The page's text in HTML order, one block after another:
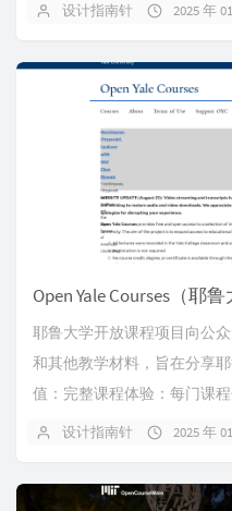
设计指南针 2025 年
耶鲁大学开放课程项目向公
和其他教学材料，旨在分享
值：完整课程体验：每门课
设计指南针 2025 年